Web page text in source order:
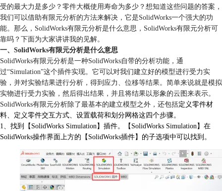
受的最大力是多少？零件大概使用寿命为多少？想知道这些问题的答案，
我们可以借助有限元分析的方法来解决，它是SolidWorks一个强大的功
能。那么，SolidWorks有限元分析是什么意思，SolidWorks有限元分析可
靠吗？下面为大家讲讲我的见解。
一、SolidWorks有限元分析是什么意思
SolidWorks有限元分析是一种SolidWorks自带的分析功能，通
过“Simulation”这个插件实现。它可以对我们建立好的模型进行受力实
验，并对实验结果进行分析，得到应力、位移等结果。简单来说就是模拟
实物进行受力实验，然后得出结果，并且将结果以形象的云图来表示。
SolidWorks有限元分析除了最基本的建立模型之外，还包括定义零件材
料、定义零件交互方式、设置载荷和划分网格这四个步骤。
1、找到【SolidWorks Simulation】插件。【SolidWorks Simulation】在
SolidWorks操作界面上方的【SolidWorks插件】的子选项中可以找到。